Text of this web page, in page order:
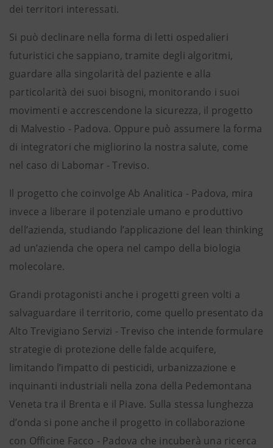
dei territori interessati.
Si può declinare nella forma di letti ospedalieri
futuristici che sappiano, tramite degli algoritmi,
guardare alla singolarità del paziente e alla
particolarità dei suoi bisogni, monitorando i suoi
movimenti e accrescendone la sicurezza, il progetto
di Malvestio - Padova. Oppure può assumere la forma
di integratori che migliorino la nostra salute, come
nel caso di Labomar - Treviso.
Il progetto che coinvolge Ab Analitica - Padova, mira
invece a liberare il potenziale umano e produttivo
dell’azienda, studiando l’applicazione del lean thinking
ad un’azienda che opera nel campo della biologia
molecolare.
Grandi protagonisti anche i progetti green volti a
salvaguardare il territorio, come quello presentato da
Alto Trevigiano Servizi - Treviso che intende formulare
strategie di protezione delle falde acquifere,
limitando l’impatto di pesticidi, urbanizzazione e
inquinanti industriali nella zona della Pedemontana
Veneta tra il Brenta e il Piave. Sulla stessa lunghezza
d’onda si pone anche il progetto in collaborazione
con Officine Facco - Padova che incuberà una ricerca